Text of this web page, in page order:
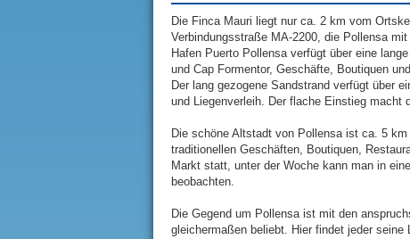
Die Finca Mauri liegt nur ca. 2 km vom
Verbindungsstraße MA-2200, die Pollensa
Hafen Puerto Pollensa verfügt über eine
und Cap Formentor, Geschäfte, Boutiquen
Der lang gezogene Sandstrand verfügt über
und Liegenverleih. Der flache Einstieg macht
Die schöne Altstadt von Pollensa ist ca. 5
traditionellen Geschäften, Boutiquen,
Markt statt, unter der Woche kann man in
beobachten.
Die Gegend um Pollensa ist mit den
gleichermaßen beliebt. Hier findet jeder